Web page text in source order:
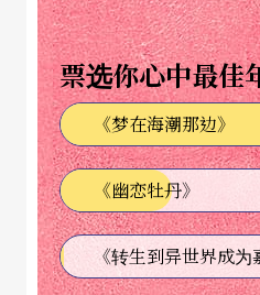
戏如何运用于现代剧场，
的新马戏之都？
票选你心中最佳
《梦在海潮那边》
《幽恋牡丹》